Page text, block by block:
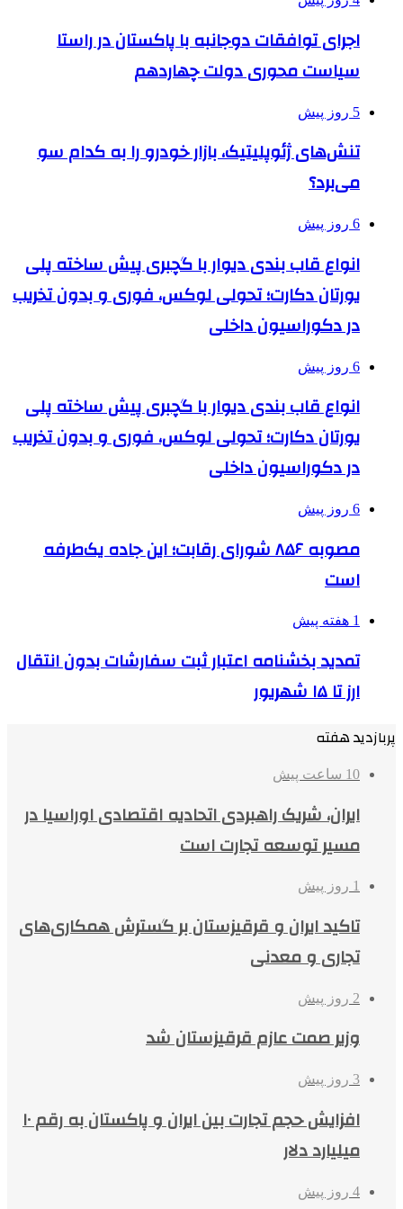
اجرای توافقات دوجانبه با پاکستان در راستا
سیاست محوری دولت چهاردهم
5 روز پیش
تنش‌های ژئوپلیتیک، بازار خودرو را به کدام سو
می‌برد؟
6 روز پیش
انواع قاب بندی دیوار با گچبری پیش ساخته پلی
یورتان دکارت؛ تحولی لوکس، فوری و بدون تخریب
در دکوراسیون داخلی
6 روز پیش
انواع قاب بندی دیوار با گچبری پیش ساخته پلی
یورتان دکارت؛ تحولی لوکس، فوری و بدون تخریب
در دکوراسیون داخلی
6 روز پیش
مصوبه ۸۵۶ شورای رقابت؛ این جاده یک‌طرفه
است
1 هفته پیش
تمدید بخشنامه اعتبار ثبت سفارشات بدون انتقال
ارز تا ۱۵ شهریور
پربازدید هفته
10 ساعت پیش
ایران، شریک راهبردی اتحادیه اقتصادی اوراسیا در
مسیر توسعه تجارت است
1 روز پیش
تاکید ایران و قرقیزستان بر گسترش همکاری‌های
تجاری و معدنی
2 روز پیش
وزیر صمت عازم قرقیزستان شد
3 روز پیش
افزایش حجم تجارت بین ایران و پاکستان به رقم ۱۰
میلیارد دلار
4 روز پیش